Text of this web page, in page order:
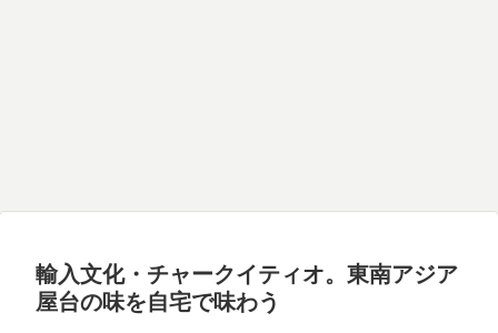
輸入文化・チャークイティオ。東南アジア
屋台の味を自宅で味わう